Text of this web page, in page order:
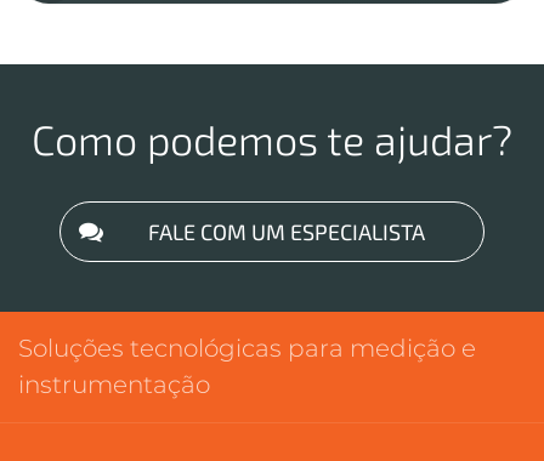
Como podemos te ajudar?
FALE COM UM ESPECIALISTA
Soluções tecnológicas para medição e
instrumentação